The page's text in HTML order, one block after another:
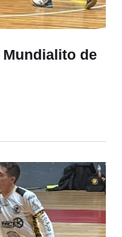
Mundialito de